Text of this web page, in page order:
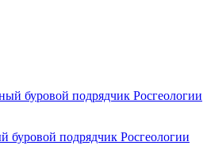
подрядчик Росгеологии